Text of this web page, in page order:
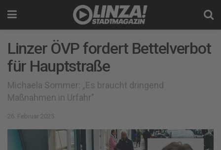
Linzer ÖVP fordert Bettelverbot
für Hauptstraße
Michaela Sommer: „Es braucht dringend
Maßnahmen in Urfahr"
26. Februar 2025